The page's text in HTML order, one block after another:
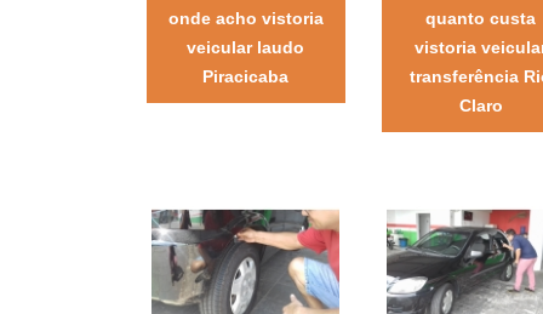
onde acho vistoria
veicular laudo
Piracicaba
quanto custa
vistoria
transferência
Claro